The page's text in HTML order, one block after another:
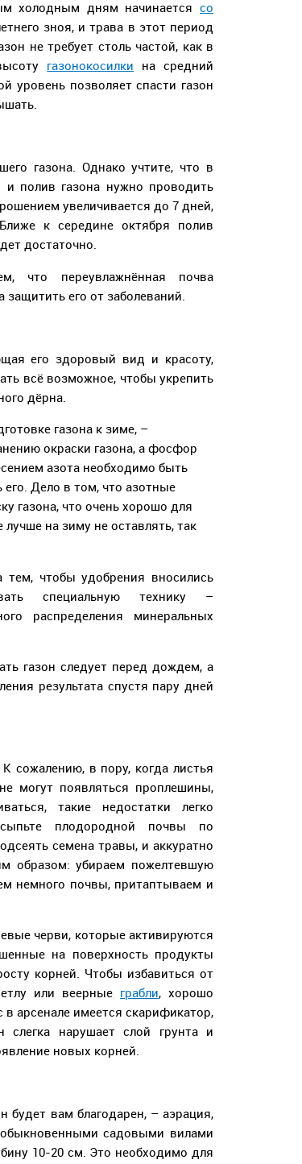
холодным дням начинается со
зноя, и трава в этот период
не требует столь частой, как в
газонокосилки на средний
уровень позволяет спасти газон
газона. Однако учтите, что в
и полив газона нужно проводить
увеличивается до 7 дней,
к середине октября полив
достаточно.
что переувлажнённая почва
защитить его от заболеваний.
его здоровый вид и красоту,
всё возможное, чтобы укрепить
дёрна.
газона к зиме, –
окраски газона, а фосфор
азота необходимо быть
Дело в том, что азотные
газона, что очень хорошо для
на зиму не оставлять, так
тем, чтобы удобрения вносились
специальную технику –
распределения минеральных
газон следует перед дождем, а
результата спустя пару дней
сожалению, в пору, когда листья
могут появляться проплешины,
такие недостатки легко
плодородной почвы по
семена травы, и аккуратно
образом: убираем пожелтевшую
немного почвы, притаптываем и
черви, которые активируются
на поверхность продукты
корней. Чтобы избавиться от
или веерные грабли, хорошо
арсенале имеется скарификатор,
нарушает слой грунта и
новых корней.
будет вам благодарен, – аэрация,
садовыми вилами
10-20 см. Это необходимо для